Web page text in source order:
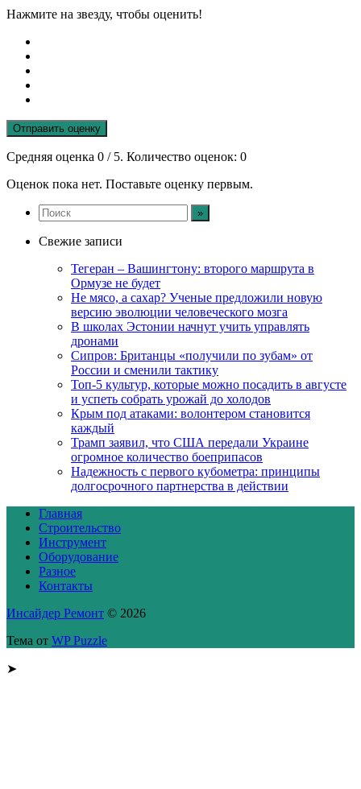
Нажмите на звезду, чтобы оценить!
Отправить оценку
Средняя оценка 0 / 5. Количество оценок: 0
Оценок пока нет. Поставьте оценку первым.
Свежие записи
Тегеран – Вашингтону: второго маршрута в
Ормузе не будет
Не мясо, а сахар? Ученые предложили новую
версию эволюции человеческого мозга
В школах Эстонии начнут учить управлять
дронами
Сипров: Британцы «получили по зубам» от
России и сменили тактику
Топ-5 культур, которые можно посадить в августе
и успеть собрать урожай до холодов
Крым под атаками: волонтером становится
каждый
Трамп заявил, что США передали Украине
огромное количество боеприпасов
Надежность с первого кубометра: принципы
долгосрочного партнерства в действии
Главная
Строительство
Инструмент
Оборудование
Разное
Контакты
Инсайдер Ремонт © 2026
Тема от WP Puzzle
➤